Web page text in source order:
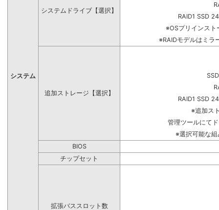
システム
システムドライブ【選択】
RAID1 SSD
※OSプリインスト
※RAIDモデルはミラ
追加ストレージ【選択】
RAID1 SSD
※追加ス
管理ツールにて
※選択可能な
BIOS
チップセット
拡張バススロット数